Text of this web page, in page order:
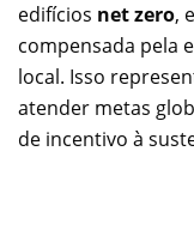
edifícios net zero,
compensada pela
local. Isso
atender metas
de incentivo à